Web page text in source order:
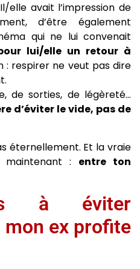
elle avait l’impression de
d’être également
qui ne lui convenait
lui/elle un retour à
: respirer ne veut pas dire
de sorties, de légèreté…
d’éviter le vide, pas de
éternellement. Et la vraie
maintenant : entre ton
à éviter
ex profite